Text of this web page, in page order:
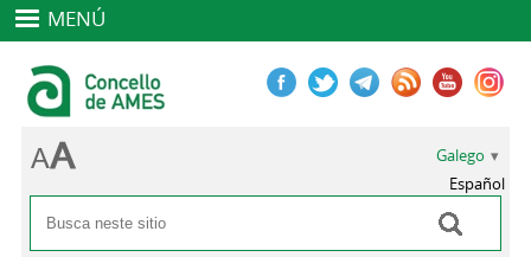
MENÚ
Formulario de busca
Buscar
Galego
Español